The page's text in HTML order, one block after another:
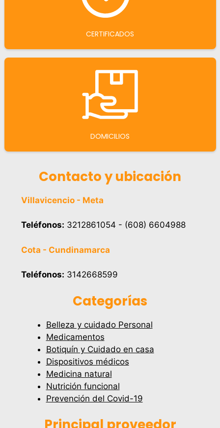
CERTIFICADOS
DOMICILIOS
Contacto y ubicación
Villavicencio - Meta
Teléfonos: 3212861054 - (608) 6604988
Cota - Cundinamarca
Teléfonos: 3142668599
Categorías
Belleza y cuidado Personal
Medicamentos
Botiquín y Cuidado en casa
Dispositivos médicos
Medicina natural
Nutrición funcional
Prevención del Covid-19